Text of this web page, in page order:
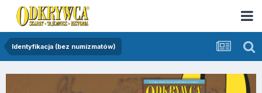
Identyfikacja (bez numizmatów)